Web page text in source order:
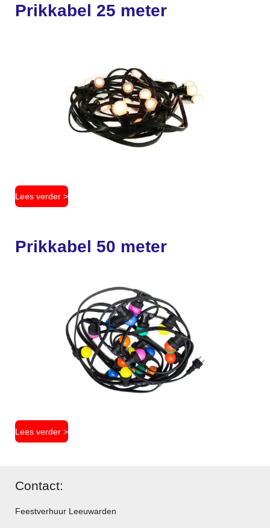
Prikkabel 25 meter
Lees verder >
Prikkabel 50 meter
Lees verder >
Contact:
Feestverhuur Leeuwarden